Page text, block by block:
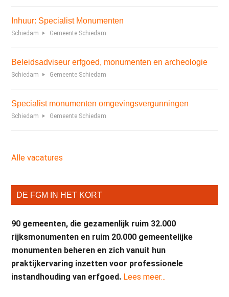
Inhuur: Specialist Monumenten
Schiedam Gemeente Schiedam
Beleidsadviseur erfgoed, monumenten en archeologie
Schiedam Gemeente Schiedam
Specialist monumenten omgevingsvergunningen
Schiedam Gemeente Schiedam
Alle vacatures
DE FGM IN HET KORT
90 gemeenten, die gezamenlijk ruim 32.000
rijksmonumenten en ruim 20.000 gemeentelijke
monumenten beheren en zich vanuit hun
praktijkervaring inzetten voor professionele
instandhouding van erfgoed. Lees meer...